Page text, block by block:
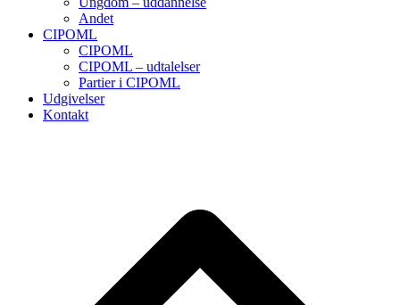
Andet
CIPOML
CIPOML
CIPOML – udtalelser
Partier i CIPOML
Udgivelser
Kontakt